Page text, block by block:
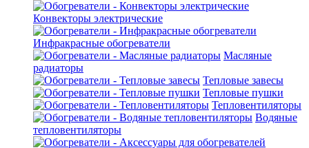
Конвекторы электрические
Инфракрасные обогреватели
Масляные
радиаторы
Тепловые завесы
Тепловые пушки
Тепловентиляторы
Водяные
тепловентиляторы